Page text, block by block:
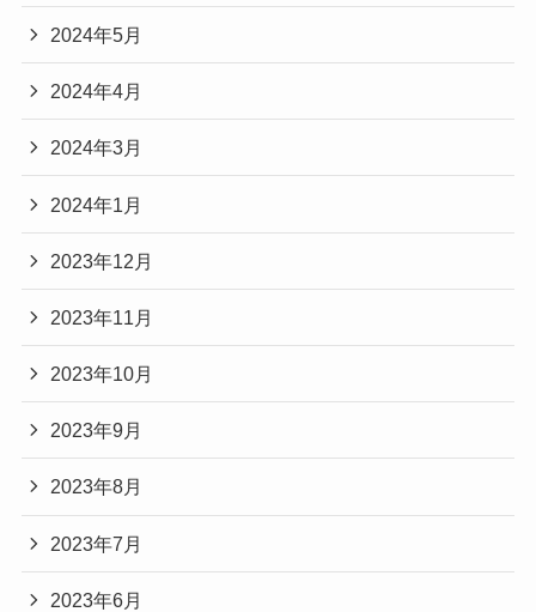
2024年5月
2024年4月
2024年3月
2024年1月
2023年12月
2023年11月
2023年10月
2023年9月
2023年8月
2023年7月
2023年6月